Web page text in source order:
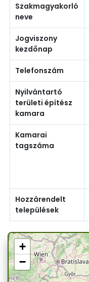
Szakmagyakorló
neve
Jogviszony
kezdőnap
Telefonszám
Nyilvántartó
területi építész
kamara
Kamarai
tagszáma
Hozzárendelt
települések
+
−